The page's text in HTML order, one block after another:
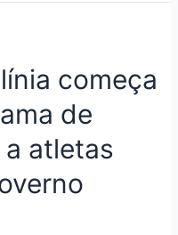
começa
de
atletas